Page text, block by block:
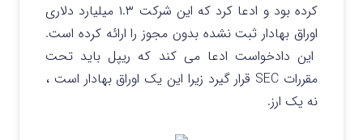
کرده بود و ادعا کرد که این شرکت ۱.۳ میلیارد دلاری
اوراق بهادار ثبت نشده بدون مجوز را ارائه کرده است.
این دادخواست ادعا می کند که ریپل باید تحت
مقررات SEC قرار گیرد زیرا این یک اوراق بهادار است ،
نه یک ارز.